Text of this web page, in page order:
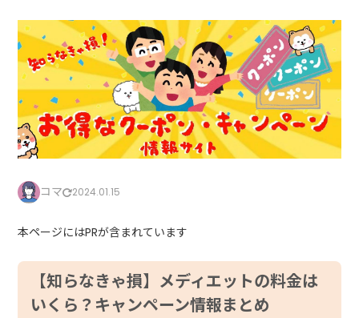
コマ 2024.01.15
本ページにはPRが含まれています
【知らなきゃ損】メディエットの料金は
いくら？キャンペーン情報まとめ